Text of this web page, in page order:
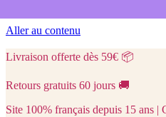
Aller au contenu
Livraison offerte dès 59€ 📦
Retours gratuits 60 jours 🚚
Site 100% français depuis 15 ans